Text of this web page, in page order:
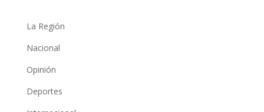
La Región
Nacional
Opinión
Deportes